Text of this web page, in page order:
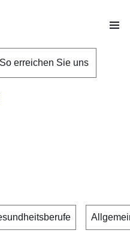
Seite
Seite
So erreichen Sie uns